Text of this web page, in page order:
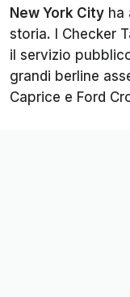
New York City ha
storia. I Checker
il servizio
grandi berline
Caprice e Ford